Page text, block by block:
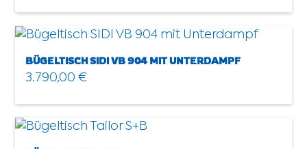
BÜGELTISCH SIDI VB 904 MIT UNTERDAMPF
3.790,00€